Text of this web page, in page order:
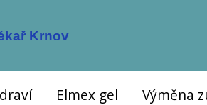
Elmex gel Výměna